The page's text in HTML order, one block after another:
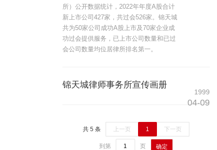
所）公开数据统计，2022年年度A股合计
新上市公司427家，共过会526家。锦天城
共为50家公司成功A股上市及70家企业成
功过会提供服务，已上市公司数量和已过
会公司数量均位居律所排名第一。
锦天城律师事务所宣传画册
1999
04-09
共 5 条 上一页 1 下一页
到第 页 确定